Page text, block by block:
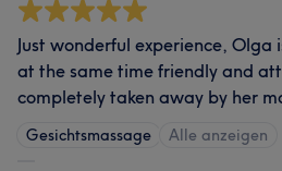
Just wonderful experience, Olga
at the same time friendly and
completely taken away by her
Gesichtsmassage Alle anzeigen